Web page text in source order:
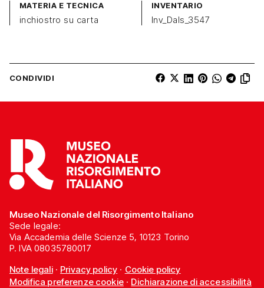
MATERIA E TECNICA
inchiostro su carta
INVENTARIO
Inv_Dals_3547
CONDIVIDI
Museo Nazionale del Risorgimento Italiano
Sede legale:
Via Accademia delle Scienze 5, 10123 Torino
P. IVA 08035780017
Note legali· Privacy policy · Cookie policy
Modifica preferenze cookie· Dichiarazione di accessibilità